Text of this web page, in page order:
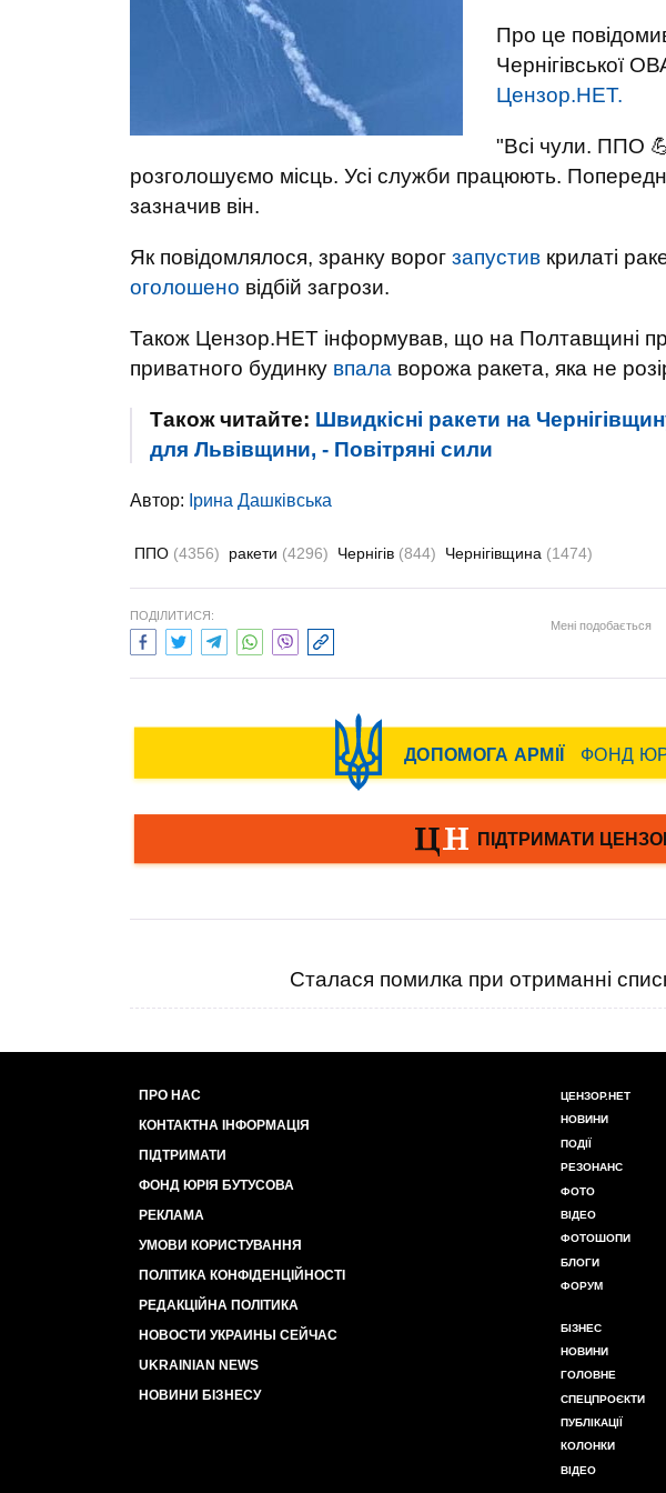
Про це
Чернігівської
Цензор.НЕТ.
"Всі чули. ППО
розголошуємо місць. Усі служби працюють.
зазначив він.
Як повідомлялося, зранку ворог запустив крилаті
оголошено відбій загрози.
Також Цензор.НЕТ інформував, що на Полтавщині
приватного будинку впала ворожа ракета, яка не
Також читайте: Швидкісні ракети на
для Львівщини, - Повітряні сили
Автор: Ірина Дашківська
ППО (4356) ракети (4296) Чернігів (844) Чернігівщина (1474)
ПОДІЛИТИСЯ:
Мені подобається
Сталася помилка при отриманні
ПРО НАС
КОНТАКТНА ІНФОРМАЦІЯ
ПІДТРИМАТИ
ФОНД ЮРІЯ БУТУСОВА
РЕКЛАМА
УМОВИ КОРИСТУВАННЯ
ПОЛІТИКА КОНФІДЕНЦІЙНОСТІ
РЕДАКЦІЙНА ПОЛІТИКА
НОВОСТИ УКРАИНЫ СЕЙЧАС
UKRAINIAN NEWS
НОВИНИ БІЗНЕСУ
ЦЕНЗОР.НЕТ
НОВИНИ
ПОДІЇ
РЕЗОНАНС
ФОТО
ВІДЕО
ФОТОШОПИ
БЛОГИ
ФОРУМ
БІЗНЕС
НОВИНИ
ГОЛОВНЕ
СПЕЦПРОЄКТИ
ПУБЛІКАЦІЇ
КОЛОНКИ
ВІДЕО